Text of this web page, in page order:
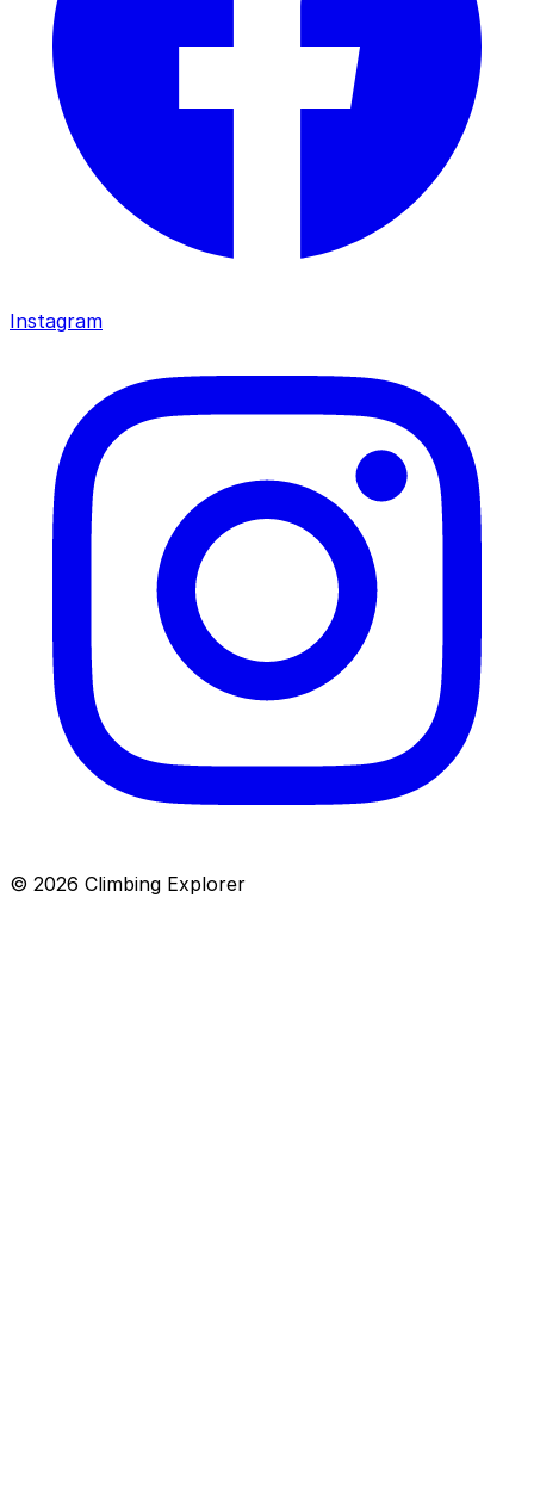
Instagram
© 2026 Climbing Explorer